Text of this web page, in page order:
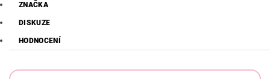
ZNAČKA
DISKUZE
HODNOCENÍ